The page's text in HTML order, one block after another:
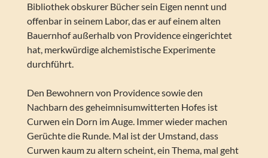
Bibliothek obskurer Bücher sein Eigen nennt und
offenbar in seinem Labor, das er auf einem alten
Bauernhof außerhalb von Providence eingerichtet
hat, merkwürdige alchemistische Experimente
durchführt.
Den Bewohnern von Providence sowie den
Nachbarn des geheimnisumwitterten Hofes ist
Curwen ein Dorn im Auge. Immer wieder machen
Gerüchte die Runde. Mal ist der Umstand, dass
Curwen kaum zu altern scheint, ein Thema, mal geht